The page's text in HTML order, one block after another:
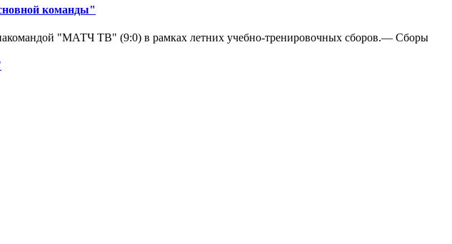
команды"
"МАТЧ ТВ" (9:0) в рамках летних учебно-тренировочных сборов.— Сборы